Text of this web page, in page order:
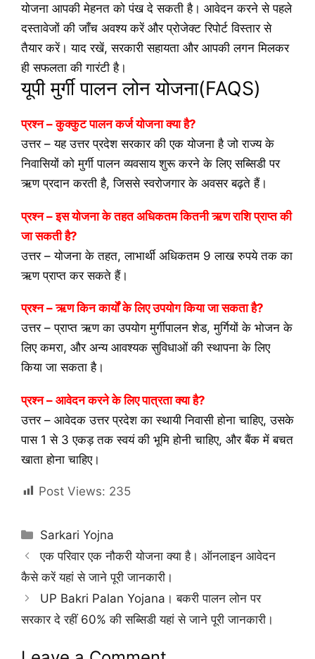
योजना आपकी मेहनत को पंख दे सकती है। आवेदन करने से पहले
दस्तावेजों की जाँच अवश्य करें और प्रोजेक्ट रिपोर्ट विस्तार से
तैयार करें। याद रखें, सरकारी सहायता और आपकी लगन मिलकर
ही सफलता की गारंटी है।
यूपी मुर्गी पालन लोन योजना(FAQS)
प्रश्न – कुक्कुट पालन कर्ज योजना क्या है?
उत्तर – यह उत्तर प्रदेश सरकार की एक योजना है जो राज्य के
निवासियों को मुर्गी पालन व्यवसाय शुरू करने के लिए सब्सिडी पर
ऋण प्रदान करती है, जिससे स्वरोजगार के अवसर बढ़ते हैं।
प्रश्न – इस योजना के तहत अधिकतम कितनी ऋण राशि प्राप्त की
जा सकती है?
उत्तर – योजना के तहत, लाभार्थी अधिकतम 9 लाख रुपये तक का
ऋण प्राप्त कर सकते हैं।
प्रश्न – ऋण किन कार्यों के लिए उपयोग किया जा सकता है?
उत्तर – प्राप्त ऋण का उपयोग मुर्गीपालन शेड, मुर्गियों के भोजन के
लिए कमरा, और अन्य आवश्यक सुविधाओं की स्थापना के लिए
किया जा सकता है।
प्रश्न – आवेदन करने के लिए पात्रता क्या है?
उत्तर – आवेदक उत्तर प्रदेश का स्थायी निवासी होना चाहिए, उसके
पास 1 से 3 एकड़ तक स्वयं की भूमि होनी चाहिए, और बैंक में बचत
खाता होना चाहिए।
Post Views: 235
Categories
Sarkari Yojna
एक परिवार एक नौकरी योजना क्या है। ऑनलाइन आवेदन
कैसे करें यहां से जाने पूरी जानकारी।
UP Bakri Palan Yojana। बकरी पालन लोन पर
सरकार दे रहीं 60% की सब्सिडी यहां से जाने पूरी जानकारी।